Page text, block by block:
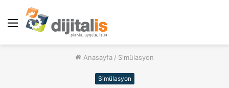
Menü
Anasayfa / Simülasyon
Simülasyon